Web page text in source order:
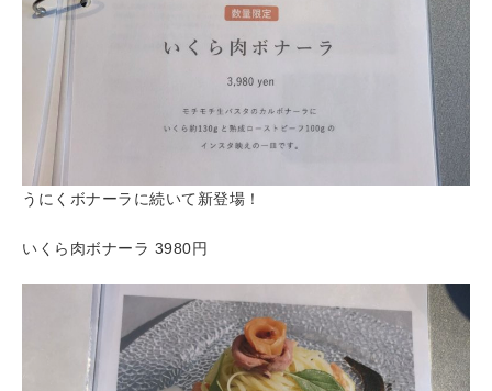
うにくボナーラに続いて新登場！
いくら肉ボナーラ 3980円